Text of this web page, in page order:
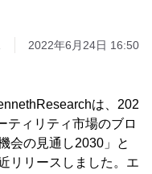
2022年6月24日 16:50
は、202
ティリティ市場のブロ
会の見通し2030」と
リリースしました。エ